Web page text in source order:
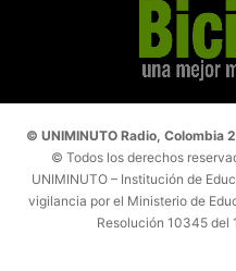
© UNIMINUTO Radio, Colombia
© Todos los derechos
UNIMINUTO – Institución de
vigilancia por el Ministerio de
Resolución 10345 del